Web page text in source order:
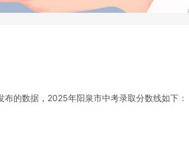
的数据，2025年阳泉市中考录取分数线如下：